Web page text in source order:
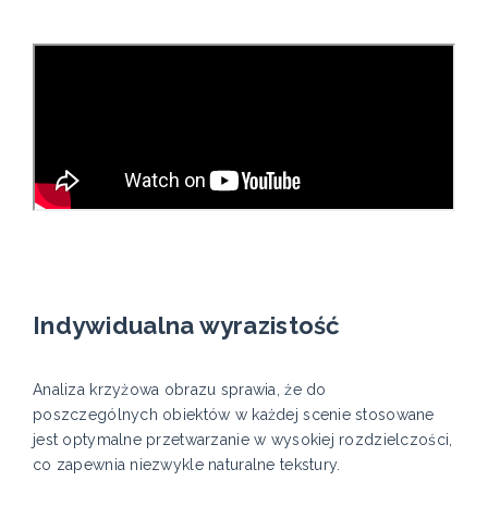
Indywidualna wyrazistość
Analiza krzyżowa obrazu sprawia, że do
poszczególnych obiektów w każdej scenie stosowane
jest optymalne przetwarzanie w wysokiej rozdzielczości,
co zapewnia niezwykle naturalne tekstury.